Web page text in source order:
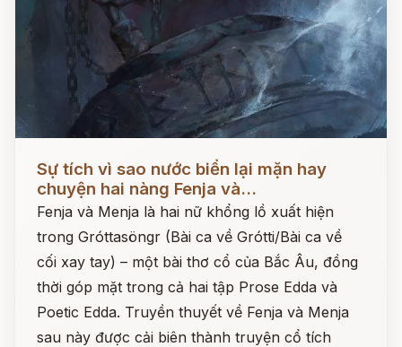
Sự tích vì sao nước biển lại mặn hay
chuyện hai nàng Fenja và...
Fenja và Menja là hai nữ khổng lồ xuất hiện
trong Gróttasöngr (Bài ca về Grótti/Bài ca về
cối xay tay) – một bài thơ cổ của Bắc Âu, đồng
thời góp mặt trong cả hai tập Prose Edda và
Poetic Edda. Truyền thuyết về Fenja và Menja
sau này được cải biên thành truyện cổ tích